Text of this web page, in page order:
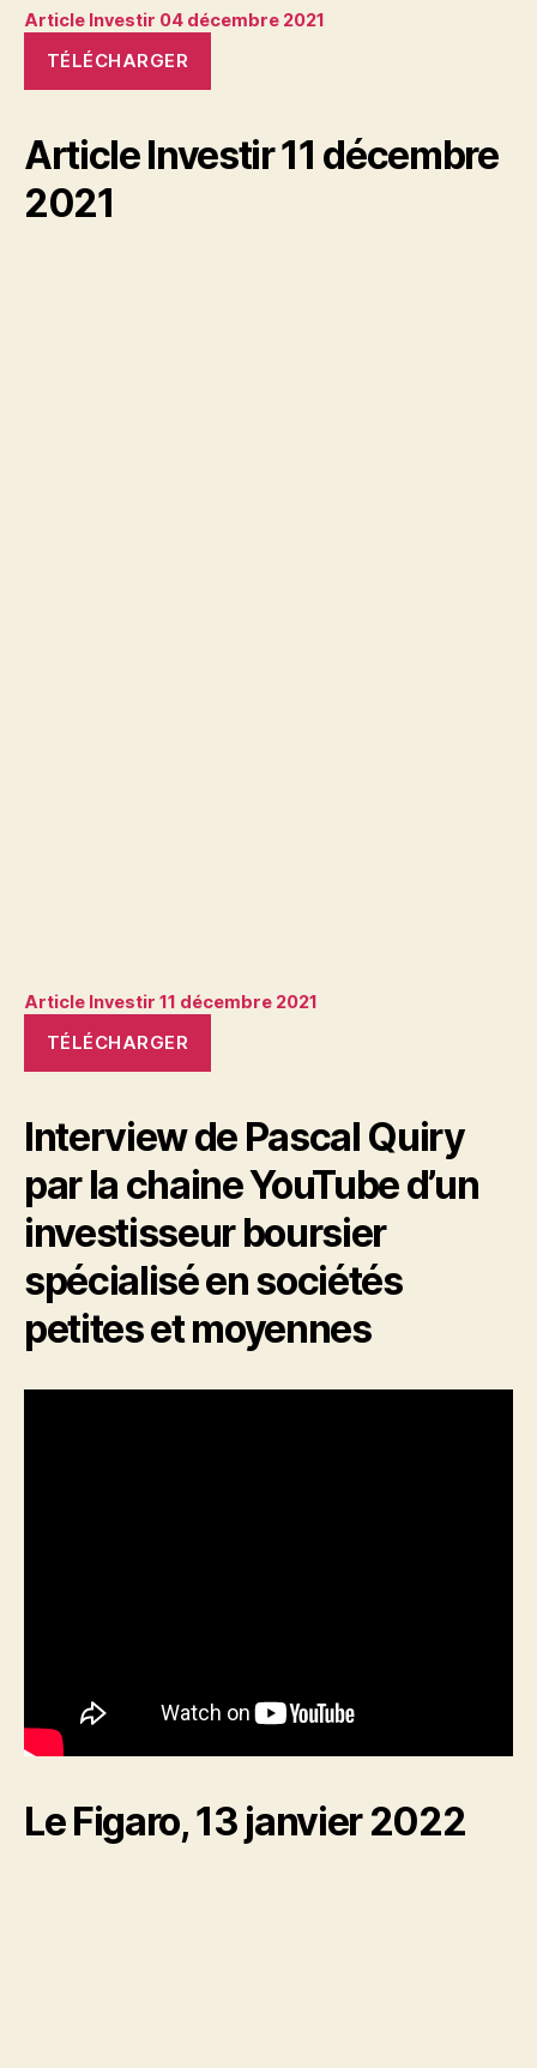
Article Investir 04 décembre 2021
TÉLÉCHARGER
Article Investir 11 décembre
2021
Article Investir 11 décembre 2021
TÉLÉCHARGER
Interview de Pascal Quiry
par la chaine YouTube d’un
investisseur boursier
spécialisé en sociétés
petites et moyennes
Le Figaro, 13 janvier 2022